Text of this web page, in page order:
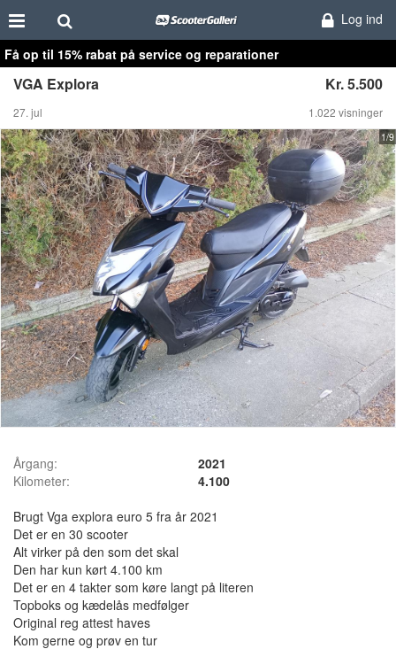
Log ind
Få op til 15% rabat på service og reparationer
VGA Explora Kr. 5.500
27. jul 1.022 visninger
1/9
Årgang:
2021
Kilometer:
4.100
Brugt Vga explora euro 5 fra år 2021
Det er en 30 scooter
Alt virker på den som det skal
Den har kun kørt 4.100 km
Det er en 4 takter som køre langt på literen
Topboks og kædelås medfølger
Original reg attest haves
Kom gerne og prøv en tur